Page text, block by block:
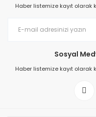
Haber listemize kayıt
Sosyal
Haber listemize kayıt